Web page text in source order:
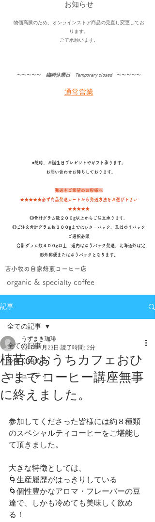
お知らせ
物価高騰のため、オンラインストア商品の見直し変更してお
ります。
​ご了承願います。
〜〜〜〜〜​ 臨時休業日 Temporary closed〜〜〜〜〜
通常営業
◉随時、お誕生日プレゼントやギフト承ります。
​ お問い合わせお待ちしております。
発送をご希望のお客様へ
★★★★★必ず商品発送カートから発送方法をお選び下さい
★★★★★
◎合計グラム数２００g以上からご注文承ります。
◎ご注文合計グラム数３００gまではレターパック、又はゆうパック
ご選択必須
合計グラム数４００g以上 道内はゆうパック発送、北海道外は定
形外郵便またはゆうパックとなります 。
苫小牧の自家焙煎コーヒー店
organic & specialty coffee
記事
全ての記事
今すぐ始める
コミュニティ
全ての記事
植苗のおうちカフェおひ
さまで コーヒー講座無事
に終えました。
うずまき珈琲
2017年7月23日 読了時間: 2分
参加してくださった皆様には約８種類
のスペシャルティコーヒーをご堪能し
て頂きました。
大きな特徴としては、
🌀生産履歴がはっきりしている
🌀個性豊かなアロマ・フレーバーの豆
達で、しかも冷めても美味しく飲め
る！